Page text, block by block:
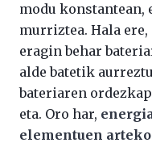
modu konstantean,
murriztea. Hala
eragin behar
alde batetik
bateriaren
eta. Oro har,
elementuen